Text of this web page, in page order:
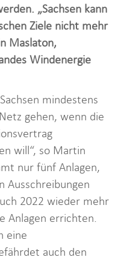
„Sachsen kann
Ziele nicht mehr
Maslaton,
Windenergie
mindestens
gehen, wenn die
will“, so Martin
nur fünf Anlagen,
Ausschreibungen
2022 wieder mehr
Anlagen errichten.
eine
auch den